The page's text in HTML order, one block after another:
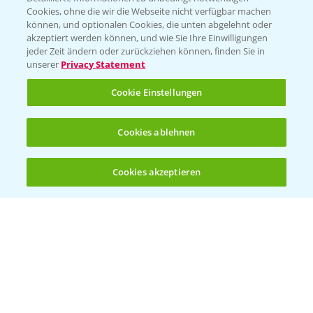
(noch 4)
Beratung auf WhatsApp
T.+49 (0)174 346 564 1
KONTAKT
Hilfe in Notfällen
+49 (0)214/30-20220
Cookies, ohne die wir die Webseite nicht verfügbar machen
können, und optionalen Cookies, die unten abgelehnt oder
akzeptiert werden können, und wie Sie Ihre Einwilligungen
jeder Zeit ändern oder zurückziehen können, finden Sie in
unserer Privacy Statement
Cookie Einstellungen
Cookies ablehnen
Cookies akzeptieren